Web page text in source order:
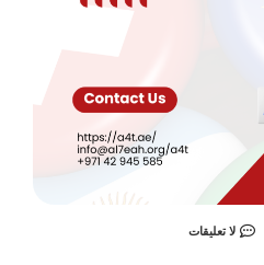
لا تعليقات